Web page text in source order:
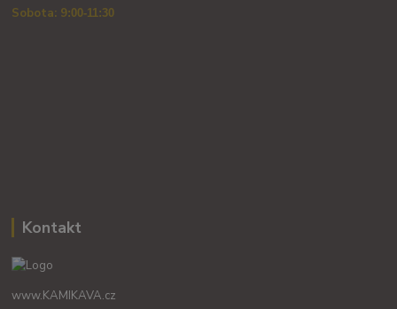
Sobota: 9:00-11:30
Kontakt
www.KAMIKAVA.cz